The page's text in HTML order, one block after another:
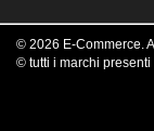
© 2026 E-Commerce.
© tutti i marchi